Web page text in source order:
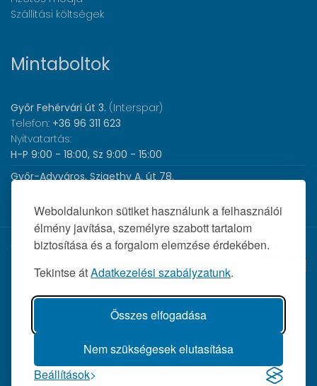
Weboldalunkon sütiket használunk a felhasználói
élmény javítása, személyre szabott tartalom
biztosítása és a forgalom elemzése érdekében.
Tekintse átAdatkezelési szabályzatunk.
Összes elfogadása
Nem szükségesek elutasítása
Beállítások
Szállítási költségek
Mintaboltok
Győr Fehérvári út 3. (Interspar)
Telefon: +36 96 311 623
Nyitvatartás:
H-P 9:00 - 18:00, Sz 9:00 - 15:00
Győr-Adyváros, Szigethy A. út 78.
Telefon:
Nyitvatartás:H-P 8:00 - 17:00
© 2026 Wolf Orvosi Műszer Kft. |